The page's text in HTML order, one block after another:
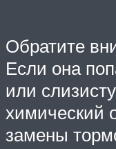
Обратите
Если она
или
химический
замены